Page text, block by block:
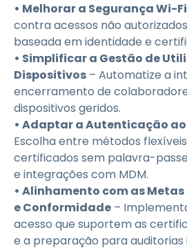
• Melhorar a Segurança Wi-Fi
contra acessos não
baseada em identidade e
• Simplificar a Gestão de
Dispositivos – Automatize a
encerramento de
dispositivos geridos.
• Adaptar a Autenticação
Escolha entre métodos
certificados sem palavra-
e integrações com MDM.
• Alinhamento com as
e Conformidade –
acesso que suportem as
e a preparação para auditorias